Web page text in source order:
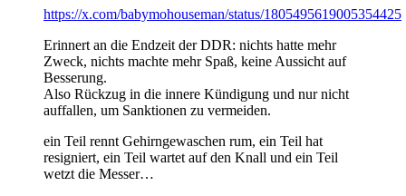
https://x.com/babymohouseman/status/1805495619005354425
Erinnert an die Endzeit der DDR: nichts hatte mehr
Zweck, nichts machte mehr Spaß, keine Aussicht auf
Besserung.
Also Rückzug in die innere Kündigung und nur nicht
auffallen, um Sanktionen zu vermeiden.
ein Teil rennt Gehirngewaschen rum, ein Teil hat
resigniert, ein Teil wartet auf den Knall und ein Teil
wetzt die Messer…